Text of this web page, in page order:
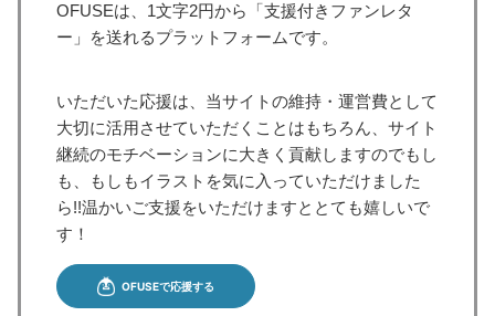
OFUSEは、1文字2円から「支援付きファンレタ
ー」を送れるプラットフォームです。
いただいた応援は、当サイトの維持・運営費として
大切に活用させていただくことはもちろん、サイト
継続のモチベーションに大きく貢献しますのでもし
も、もしもイラストを気に入っていただけました
ら!!温かいご支援をいただけますととても嬉しいで
す！